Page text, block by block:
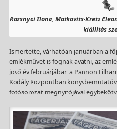
Rozsnyai Ilona, Matkovits-Kretz
kiállítás
Ismertette, várhatóan januárban a
emlékművet is fognak avatni, az
jövő év februárjában a Pannon
Kodály Központban
fotósorozat megnyitójával